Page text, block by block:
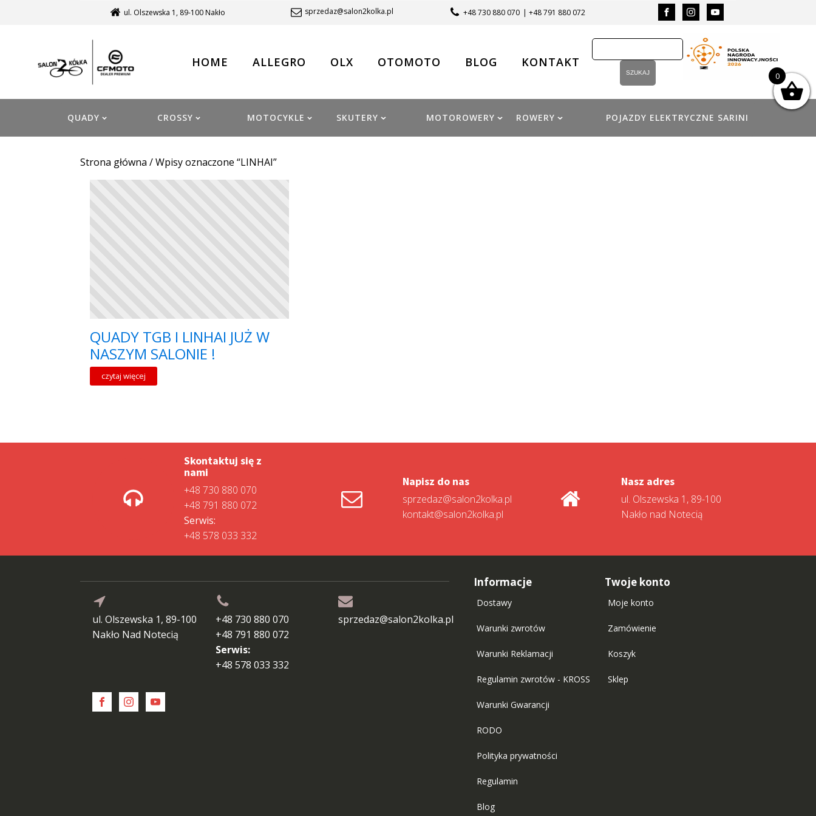
ul. Olszewska 1, 89-100 Nakło sprzedaz@salon2kolka.pl +48 730 880 070 | +48 791 880 072
HOME ALLEGRO OLX OTOMOTO BLOG KONTAKT
QUADY CROSSY MOTOCYKLE SKUTERY MOTOROWERY ROWERY POJAZDY ELEKTRYCZNE SARINI
Strona główna / Wpisy oznaczone “LINHAI”
QUADY TGB I LINHAI JUŻ W
NASZYM SALONIE !
czytaj więcej
Skontaktuj się z
nami
+48 730 880 070
+48 791 880 072
Serwis:
+48 578 033 332
Napisz do nas
sprzedaz@salon2kolka.pl
kontakt@salon2kolka.pl
Nasz adres
ul. Olszewska 1, 89-100
Nakło nad Notecią
ul. Olszewska 1, 89-100
Nakło Nad Notecią
+48 730 880 070
+48 791 880 072
Serwis:
+48 578 033 332
sprzedaz@salon2kolka.pl
Informacje
Dostawy
Warunki zwrotów
Warunki Reklamacji
Regulamin zwrotów - KROSS
Warunki Gwarancji
RODO
Polityka prywatności
Regulamin
Blog
Twoje konto
Moje konto
Zamówienie
Koszyk
Sklep
0